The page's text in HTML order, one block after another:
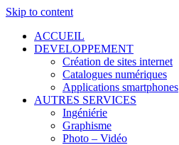
Skip to content
ACCUEIL
DEVELOPPEMENT
Création de sites internet
Catalogues numériques
Applications smartphones
AUTRES SERVICES
Ingéniérie
Graphisme
Photo – Vidéo